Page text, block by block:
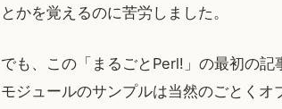
とかを覚えるのに苦労しました。
でも、この「まるごとPerl!」の最初の記
モジュールのサンプルは当然のごとく